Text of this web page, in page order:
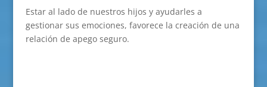
Estar al lado de nuestros hijos y ayudarles a
gestionar sus emociones, favorece la creación de una
relación de apego seguro.